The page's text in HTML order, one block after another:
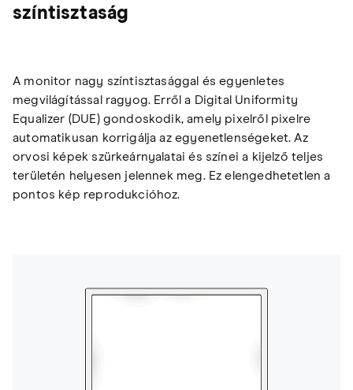
színtisztaság
A monitor nagy színtisztasággal és egyenletes
megvilágítással ragyog. Erről a Digital Uniformity
Equalizer (DUE) gondoskodik, amely pixelről pixelre
automatikusan korrigálja az egyenetlenségeket. Az
orvosi képek szürkeárnyalatai és színei a kijelző teljes
területén helyesen jelennek meg. Ez elengedhetetlen a
pontos kép reprodukcióhoz.